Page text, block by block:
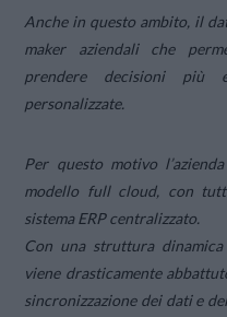
Anche in questo ambito, il
maker aziendali che
prendere decisioni più
personalizzate.
Per questo motivo
modello full cloud, con
sistema ERP centralizzato.
Con una struttura
viene drasticamente
sincronizzazione dei dati e